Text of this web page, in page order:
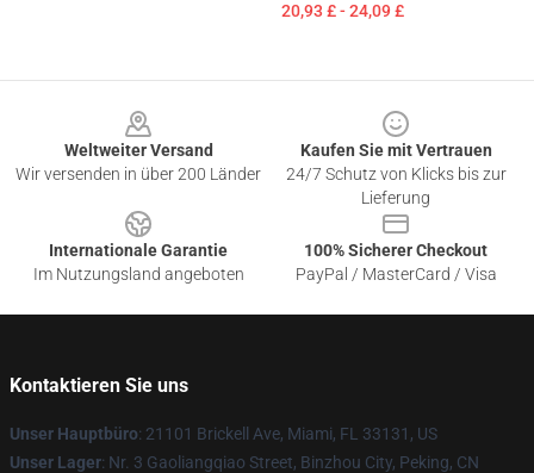
20,93 £ - 24,09 £
Weltweiter Versand
Wir versenden in über 200 Länder
Kaufen Sie mit Vertrauen
24/7 Schutz von Klicks bis zur
Lieferung
Internationale Garantie
Im Nutzungsland angeboten
100% Sicherer Checkout
PayPal / MasterCard / Visa
Kontaktieren Sie uns
Unser Hauptbüro: 21101 Brickell Ave, Miami, FL 33131, US
Unser Lager: Nr. 3 Gaoliangqiao Street, Binzhou City, Peking, CN